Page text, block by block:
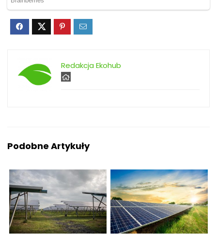
Redakcja Ekohub
Podobne Artykuły